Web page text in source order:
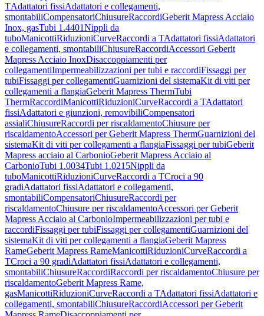
TAdattatori fissiAdattatori e collegamenti,
smontabiliCompensatoriChiusureRaccordiGeberit Mapress Acciaio
Inox, gasTubi 1.4401Nippli da
tuboManicottiRiduzioniCurveRaccordi a TAdattatori fissiAdattatori
e collegamenti, smontabiliChiusureRaccordiAccessori Geberit
Mapress Acciaio InoxDisaccoppiamenti per
collegamentiImpermeabilizzazioni per tubi e raccordiFissaggi per
tubiFissaggi per collegamentiGuarnizioni del sistemaKit di viti per
collegamenti a flangiaGeberit Mapress ThermTubi
ThermRaccordiManicottiRiduzioniCurveRaccordi a TAdattatori
fissiAdattatori e giunzioni, removibiliCompensatori
assialiChiusureRaccordi per riscaldamentoChiusure per
riscaldamentoAccessori per Geberit Mapress ThermGuarnizioni del
sistemaKit di viti per collegamenti a flangiaFissaggi per tubiGeberit
Mapress acciaio al CarbonioGeberit Mapress Acciaio al
CarbonioTubi 1.0034Tubi 1.0215Nippli da
tuboManicottiRiduzioniCurveRaccordi a TCroci a 90
gradiAdattatori fissiAdattatori e collegamenti,
smontabiliCompensatoriChiusureRaccordi per
riscaldamentoChiusure per riscaldamentoAccessori per Geberit
Mapress Acciaio al CarbonioImpermeabilizzazioni per tubi e
raccordiFissaggi per tubiFissaggi per collegamentiGuarnizioni del
sistemaKit di viti per collegamenti a flangiaGeberit Mapress
RameGeberit Mapress RameManicottiRiduzioniCurveRaccordi a
TCroci a 90 gradiAdattatori fissiAdattatori e collegamenti,
smontabiliChiusureRaccordiRaccordi per riscaldamentoChiusure per
riscaldamentoGeberit Mapress Rame,
gasManicottiRiduzioniCurveRaccordi a TAdattatori fissiAdattatori e
collegamenti, smontabiliChiusureRaccordiAccessori per Geberit